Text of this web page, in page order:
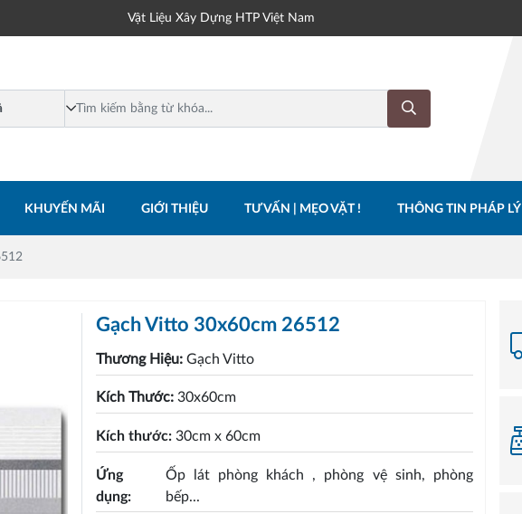
Vật Liệu Xây Dựng HTP Việt Nam
KHUYẾN MÃI GIỚI THIỆU TƯ VẤN | MẸO VẶT ! THÔNG TIN PHÁP LÝ
Gạch Vitto 30x60cm 26512
Thương Hiệu:Gạch Vitto
Kích Thước:30x60cm
Kích thước:30cm x 60cm
Ứng
dụng:
Ốp lát phòng khách , phòng vệ sinh, phòng
bếp...